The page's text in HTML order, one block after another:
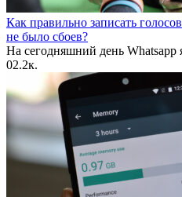
Как правильно записать
не было сбоев?
На сегодняшний день Whatsapp
02.2к.